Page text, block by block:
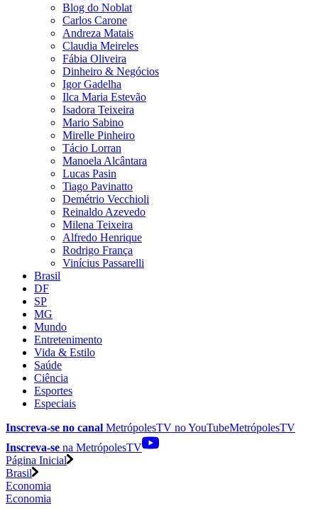
Blog do Noblat
Carlos Carone
Andreza Matais
Claudia Meireles
Fábia Oliveira
Dinheiro & Negócios
Igor Gadelha
Ilca Maria Estevão
Isadora Teixeira
Mario Sabino
Mirelle Pinheiro
Tácio Lorran
Manoela Alcântara
Lucas Pasin
Tiago Pavinatto
Demétrio Vecchioli
Reinaldo Azevedo
Milena Teixeira
Alfredo Henrique
Rodrigo França
Vinícius Passarelli
Brasil
DF
SP
MG
Mundo
Entretenimento
Vida & Estilo
Saúde
Ciência
Esportes
Especiais
Inscreva-se no canal MetrópolesTV noYouTubeMetrópolesTV
Inscreva-se na MetrópolesTV
Página Inicial
Brasil
Economia
Economia